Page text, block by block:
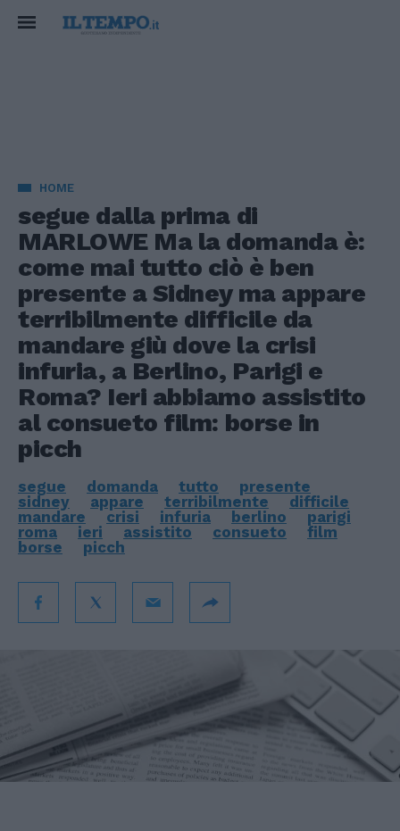
HOME
segue dalla prima di
MARLOWE Ma la domanda è:
come mai tutto ciò è ben
presente a Sidney ma appare
terribilmente difficile da
mandare giù dove la crisi
infuria, a Berlino, Parigi e
Roma? Ieri abbiamo assistito
al consueto film: borse in
picch
segue domanda tutto
presente
sidney
appare terribilmente
difficile
mandare
crisi infuria berlino
parigi
roma
ieri assistito consueto
film
borse
picch